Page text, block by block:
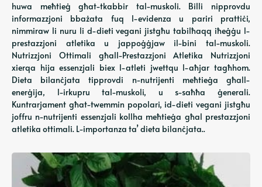
huwa meħtieġ għat-tkabbir tal-muskoli. Billi nipprovdu
informazzjoni bbażata fuq l-evidenza u pariri prattiċi,
nimmiraw li nuru li d-dieti vegani jistgħu tabilħaqq iħeġġu l-
prestazzjoni atletika u jappoġġjaw il-bini tal-muskoli.
Nutrizzjoni Ottimali għall-Prestazzjoni Atletika Nutrizzjoni
xierqa hija essenzjali biex l-atleti jwettqu l-aħjar tagħhom.
Dieta bilanċjata tipprovdi n-nutrijenti meħtieġa għall-
enerġija, l-irkupru tal-muskoli, u s-saħħa ġenerali.
Kuntrarjament għat-twemmin popolari, id-dieti vegani jistgħu
joffru n-nutrijenti essenzjali kollha meħtieġa għal prestazzjoni
atletika ottimali. L-importanza ta’ dieta bilanċjata..